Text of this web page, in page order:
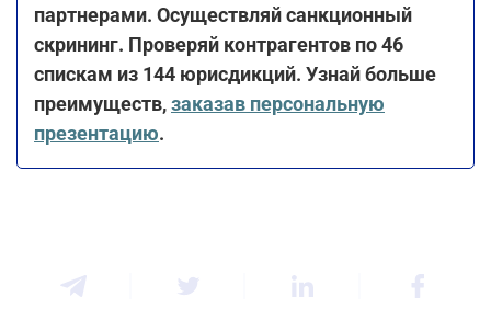
партнерами. Осуществляй санкционный
скрининг. Проверяй контрагентов по 46
спискам из 144 юрисдикций. Узнай больше
преимуществ,заказав персональную
презентацию.